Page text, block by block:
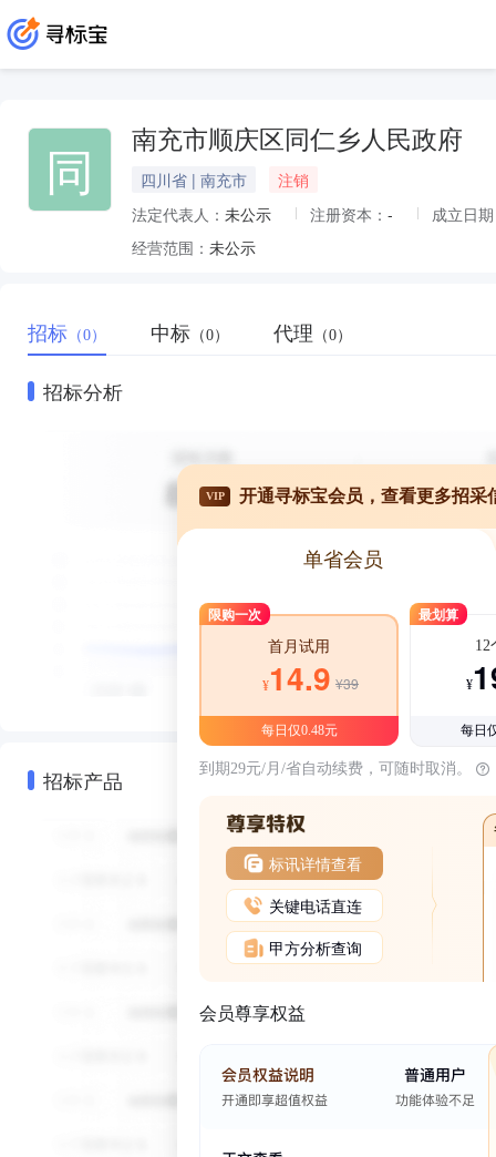
同 南充市顺庆区同仁乡人民政府
四川省 | 南充市
注销
法定代表人： 未公示 注册资本： -
成立日
经营范围： 未公示
招标 （0） 中标 （0） 代理 （0）
招标分析
招标产品
VIP 开通寻标宝会员，查看更多招采
单省会员
限购一次
首月试用
¥14.9 ¥39
每日仅0.48元
最划算
12
¥
每日
到期29元/月/省自动续费，可随时取消。
标讯详情查看
关键电话直连
甲方分析查询
会员尊享权益